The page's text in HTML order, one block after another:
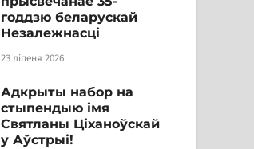
годдзю беларускай
Незалежнасці
23 ліпеня 2026
Адкрыты набор на
стыпендыю імя
Святланы Ціханоўскай
у Аўстрыі!